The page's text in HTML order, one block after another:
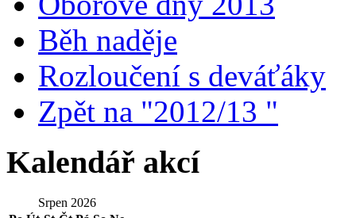
Běh naděje
Rozloučení s deváťáky
Zpět na "2012/13 "
Kalendář akcí
Srpen 2026